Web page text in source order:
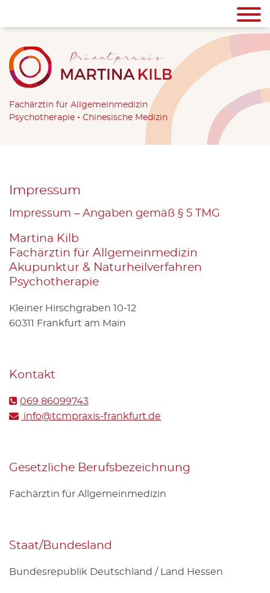
Fachärztin für Allgemeinmedizin
Psychotherapie • Chinesische Medizin
Im­pres­sum
Im­pres­sum – An­ga­ben gemäß § 5 TMG
Mar­ti­na Kilb
Fach­ärz­tin für All­ge­mein­me­di­zin
Aku­punk­tur & Na­tur­heil­ver­fah­ren
Psy­cho­the­ra­pie
Klei­ner Hirsch­gra­ben 10-12
60311 Frank­furt am Main
Kon­takt
069 86099743
info@​tcmpraxis-frankfurt.​de
Ge­setz­li­che Be­rufs­be­zeich­nung
Fach­ärz­tin für All­ge­mein­me­di­zin
Staat/Bun­des­land
Bun­des­re­pu­blik Deutsch­land / Land Hes­sen